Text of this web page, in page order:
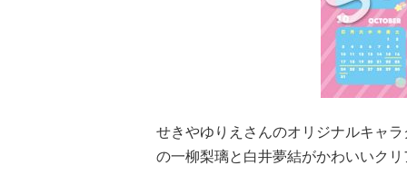
せきやゆりえさんのオリジナルキャ
の一柳梨璃と白井夢結がかわいいク